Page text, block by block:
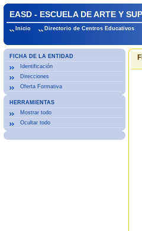
EASD - ESCUELA DE ARTE Y
Inicio Directorio de Centros Educativos
FICHA DE LA ENTIDAD
Identificación
Direcciones
Oferta Formativa
HERRAMIENTAS
Mostrar todo
Ocultar todo